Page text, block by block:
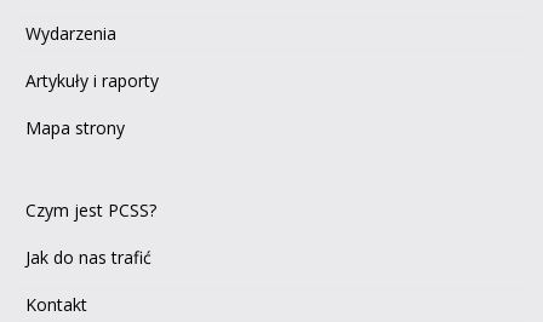
Wydarzenia
Artykuły i raporty
Mapa strony
Czym jest PCSS?
Jak do nas trafić
Kontakt